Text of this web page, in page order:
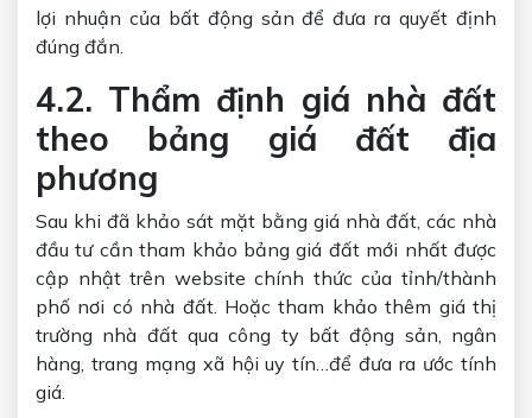
lợi nhuận của bất động sản để đưa ra quyết định
đúng đắn.
4.2. Thẩm định giá nhà đất
theo bảng giá đất địa
phương
Sau khi đã khảo sát mặt bằng giá nhà đất, các nhà
đầu tư cần tham khảo bảng giá đất mới nhất được
cập nhật trên website chính thức của tỉnh/thành
phố nơi có nhà đất. Hoặc tham khảo thêm giá thị
trường nhà đất qua công ty bất động sản, ngân
hàng, trang mạng xã hội uy tín…để đưa ra ước tính
giá.